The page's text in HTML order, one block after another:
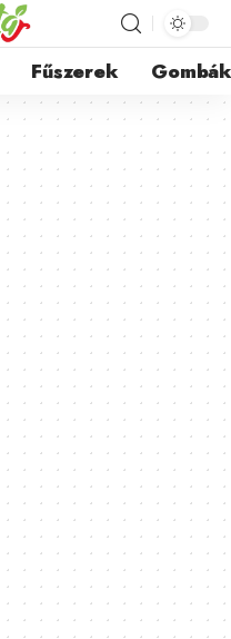
Fűszerek Gombák